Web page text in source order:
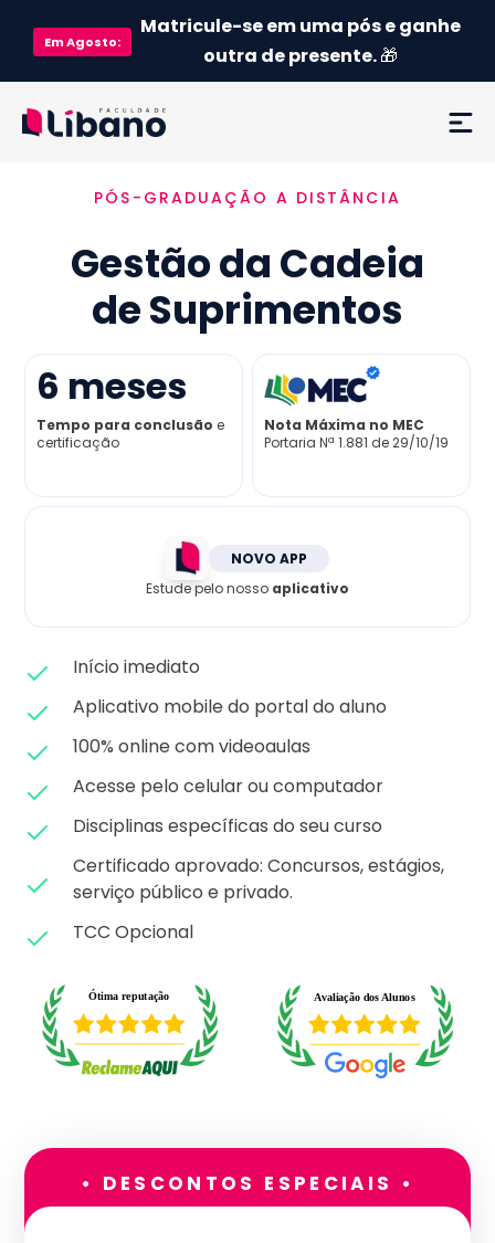
EmAgosto:
Matricule-se em uma pós e ganhe
outra de presente.🎁
Ementa
Como funciona
Credenciamento MEC
Preço
Já sou aluno
PÓS-GRADUAÇÃO A DISTÂNCIA
Gestão da Cadeia
de Suprimentos
6 meses
Tempo para conclusão e
certificação
Nota Máxima no MEC
Portaria Nª 1.881 de 29/10/19
NOVO APP
Estude pelo nosso aplicativo
Início imediato
Aplicativo mobile do portal do aluno
100% online com videoaulas
Acesse pelo celular ou computador
Disciplinas específicas do seu curso
Certificado aprovado: Concursos, estágios,
serviço público e privado.
TCC Opcional
• DESCONTOS ESPECIAIS •